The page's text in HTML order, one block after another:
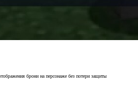
брони на персонаже без потери защиты